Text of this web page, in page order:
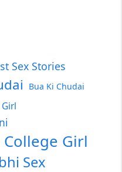
Sex Stories
Bua Ki Chudai
College Girl
Sex